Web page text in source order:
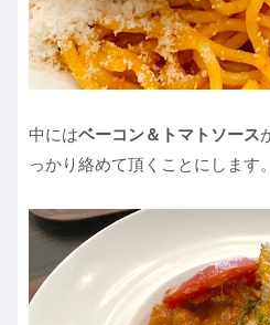
中にはベーコン＆トマトソース
っかり絡めて頂くことにします。